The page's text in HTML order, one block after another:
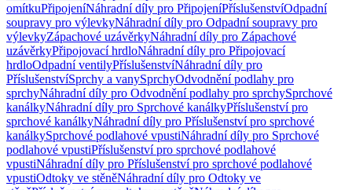
omítkuPřipojeníNáhradní díly pro PřipojeníPříslušenstvíOdpadní
soupravy pro výlevkyNáhradní díly pro Odpadní soupravy pro
výlevkyZápachové uzávěrkyNáhradní díly pro Zápachové
uzávěrkyPřipojovací hrdloNáhradní díly pro Připojovací
hrdloOdpadní ventilyPříslušenstvíNáhradní díly pro
PříslušenstvíSprchy a vanySprchyOdvodnění podlahy pro
sprchyNáhradní díly pro Odvodnění podlahy pro sprchySprchové
kanálkyNáhradní díly pro Sprchové kanálkyPříslušenství pro
sprchové kanálkyNáhradní díly pro Příslušenství pro sprchové
kanálkySprchové podlahové vpustiNáhradní díly pro Sprchové
podlahové vpustiPříslušenství pro sprchové podlahové
vpustiNáhradní díly pro Příslušenství pro sprchové podlahové
vpustiOdtoky ve stěněNáhradní díly pro Odtoky ve